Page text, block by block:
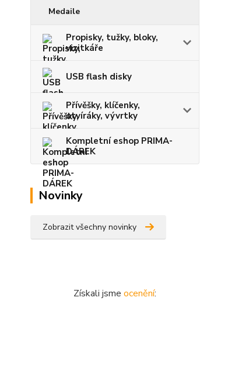
Medaile
Propisky, tužky, bloky,
vizitkáře
USB flash disky
Přívěšky, klíčenky,
otvíráky, vývrtky
Kompletní eshop PRIMA-
DÁREK
Novinky
Zobrazit všechny novinky
Získali jsme ocenění: